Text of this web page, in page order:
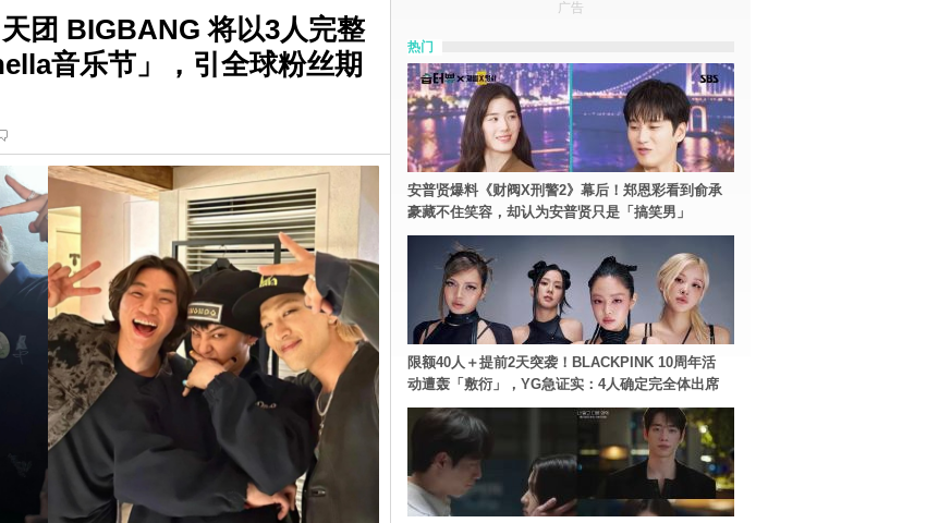
团 BIGBANG 将以3人完整
音乐节」，引全球粉丝期
广告
热门
安普贤爆料《财阀X刑警2》幕后！郑恩彩看到俞承
豪藏不住笑容，却认为安普贤只是「搞笑男」
限额40人＋提前2天突袭！BLACKPINK 10周年活
动遭轰「敷衍」，YG急证实：4人确定完全体出席